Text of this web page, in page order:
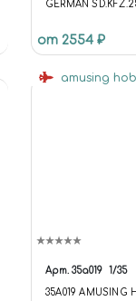
GERMAN
от 2554 ₽
amusing
Арт. 35a019 1/35
35A019 AMUSING